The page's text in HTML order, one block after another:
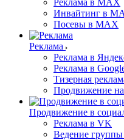
Реклама в MAX
Инвайтинг в
Посевы в MAX
Реклама
Реклама в
Реклама в
Тизерная
Продвижение
Продвижение в
Реклама в VK
Ведение